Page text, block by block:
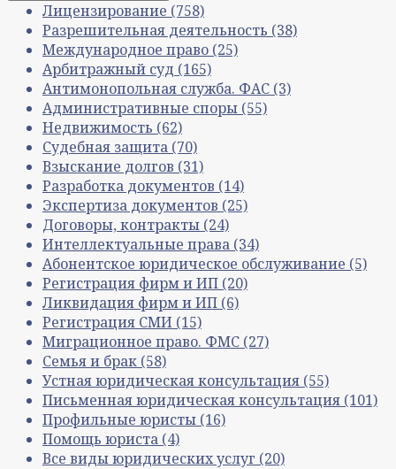
Лицензирование (758)
Разрешительная деятельность (38)
Международное право (25)
Арбитражный суд (165)
Антимонопольная служба. ФАС (3)
Административные споры (55)
Недвижимость (62)
Судебная защита (70)
Взыскание долгов (31)
Разработка документов (14)
Экспертиза документов (25)
Договоры, контракты (24)
Интеллектуальные права (34)
Абонентское юридическое обслуживание (5)
Регистрация фирм и ИП (20)
Ликвидация фирм и ИП (6)
Регистрация СМИ (15)
Миграционное право. ФМС (27)
Семья и брак (58)
Устная юридическая консультация (55)
Письменная юридическая консультация (101)
Профильные юристы (16)
Помощь юриста (4)
Все виды юридических услуг (20)